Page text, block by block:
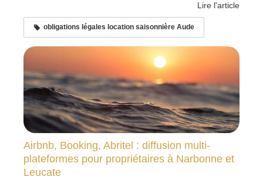
Lire l'article
obligations légales location saisonnière Aude
Airbnb, Booking, Abritel : diffusion multi-
plateformes pour propriétaires à Narbonne et
Leucate